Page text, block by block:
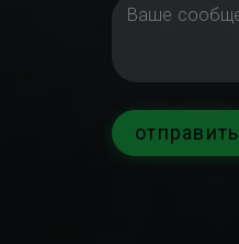
отправить